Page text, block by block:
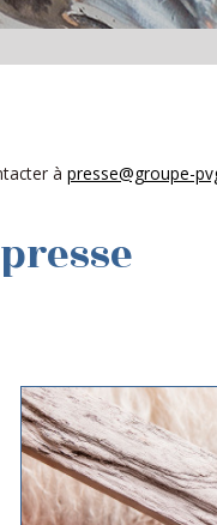
à presse@groupe-